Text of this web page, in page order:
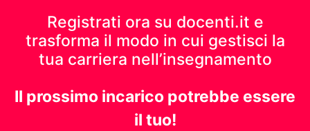
Registrati ora su docenti.it e
trasforma il modo in cui gestisci la
tua carriera nell’insegnamento
Il prossimo incarico potrebbe essere
il tuo!